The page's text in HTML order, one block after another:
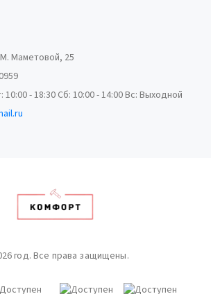
Маметовой, 25
10:00 - 18:30 Сб: 10:00 - 14:00 Вс: Выходной
год. Все права защищены.